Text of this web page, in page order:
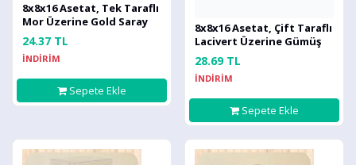
8x8x16 Asetat, Tek Taraflı
Mor Üzerine Gold Saray
Desenli Kutu
24.37 TL
İNDİRİM
Sepete Ekle
8x8x16 Asetat, Çift Taraflı
Lacivert Üzerine Gümüş
Saray Desenli Kutu
28.69 TL
İNDİRİM
Sepete Ekle